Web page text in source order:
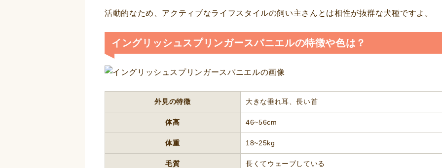
活動的なため、アクティブなライフスタイルの飼い主さんとは相性が抜群な犬種ですよ。
イングリッシュスプリンガースパニエルの特徴や色は？
外見の特徴 大きな垂れ耳、長い首
体高 46~56cm
体重 18~25kg
毛質 長くてウェーブしている